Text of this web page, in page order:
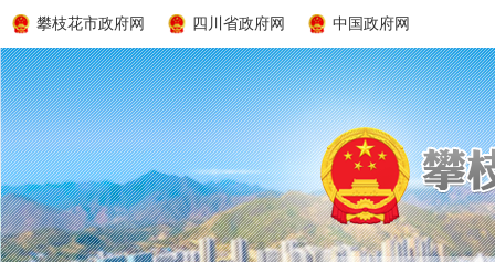
攀枝花市政府网 四川省政府网 中国政府网